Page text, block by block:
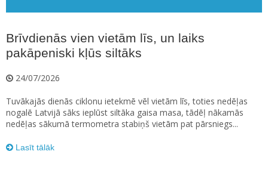
Brīvdienās vien vietām līs, un laiks
pakāpeniski kļūs siltāks
24/07/2026
Tuvākajās dienās ciklonu ietekmē vēl vietām līs, toties nedēļas
nogalē Latvijā sāks ieplūst siltāka gaisa masa, tādēļ nākamās
nedēļas sākumā termometra stabiņš vietām pat pārsniegs...
Lasīt tālāk